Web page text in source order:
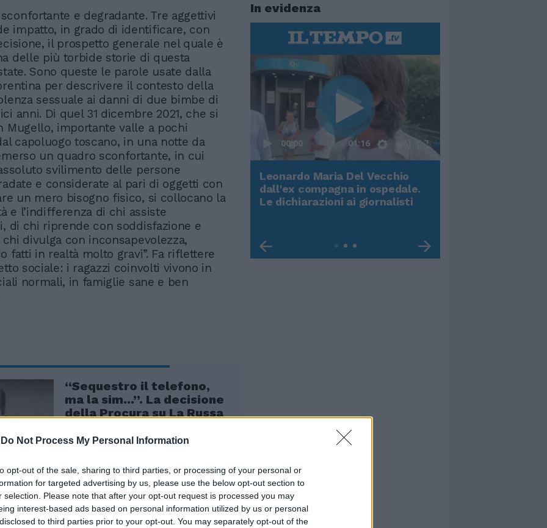
Do Not Process My Personal Information
opt-out of the sale, sharing to third parties, or processing of your personal or
for targeted advertising by us, please use the below opt-out section to
selection. Please note that after your opt-out request is processed you may
interest-based ads based on personal information utilized by us or personal
to third parties prior to your opt-out. You may separately opt-out of the
e degradante. Tre aggettivi
impatto, in grado di identificare, con
il prospetto generale nel quale è
delle più torbide storie di questa
Sono queste le parole usate dalla
per descrivere il contesto della
sessuale ai danni di due bimbe di
anni. Di quel 31 dicembre 2021, che si
Mugello, importante valle a pochi
capoluogo toscano, in una notte da
un quadro sconfortante, in cui
svilimento delle persone
e considerate al pari di oggetti con
un mero bisogno fisico, si collocano la
e l’indifferenza di chi assiste
di chi riprende con soddisfazione e
divulga con inconsapevolezza,
fatti in realtà molto gravi”. Fa riflettere
sociale: i ragazzi coinvolti vivono in
normali, in famiglie sane e ben
“Sequestro il telefono,
ma la sim...”. La decisione
della Procura su La Russa
In evidenza
Rudy Giuliani a Come States?
Trump, Meloni e la strategia
americana
00:00 01:16
Leonardo Maria Del Vecchio
dall'ex compagna in ospedale.
Le dichiarazioni ai giornalisti